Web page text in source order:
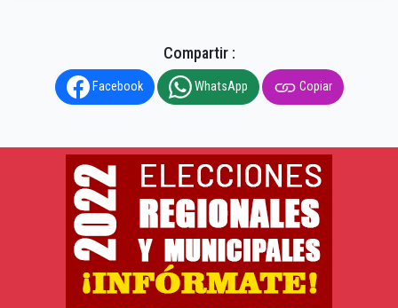
Compartir :
Facebook WhatsApp Copiar